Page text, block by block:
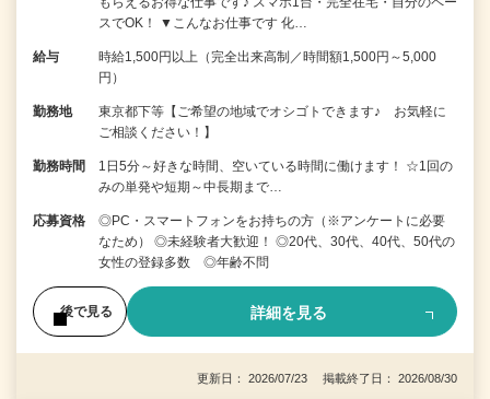
スでOK！ ▼こんなお仕事です 化…
給与
時給1,500円以上（完全出来高制／時間額1,500円～5,000
円）
勤務地
東京都下等【ご希望の地域でオシゴトできます♪ お気軽に
ご相談ください！】
勤務時間
1日5分～好きな時間、空いている時間に働けます！ ☆1回の
みの単発や短期～中長期まで…
応募資格
◎PC・スマートフォンをお持ちの方（※アンケートに必要
なため） ◎未経験者大歓迎！ ◎20代、30代、40代、50代の
女性の登録多数 ◎年齢不問
後で見る 詳細を見る
更新日： 2026/07/23 掲載終了日： 2026/08/30